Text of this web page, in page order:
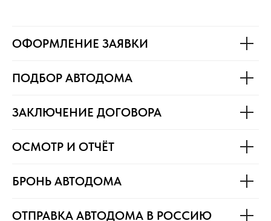
ОФОРМЛЕНИЕ ЗАЯВКИ
ПОДБОР АВТОДОМА
ЗАКЛЮЧЕНИЕ ДОГОВОРА
ОСМОТР И ОТЧЁТ
БРОНЬ АВТОДОМА
ОТПРАВКА АВТОДОМА В РОССИЮ